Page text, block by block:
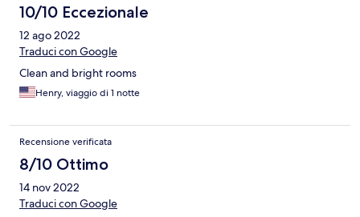
10/10 Eccezionale
12 ago 2022
Traduci con Google
Clean and bright rooms
Henry, viaggio di 1 notte
Recensione verificata
8/10 Ottimo
14 nov 2022
Traduci con Google